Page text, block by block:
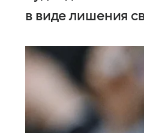
в виде лишения